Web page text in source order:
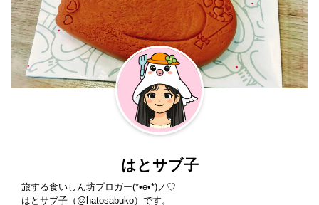
はとサブ子
旅する食いしん坊ブロガー(*•ө•*)ノ♡
はとサブ子（ @hatosabuko）です。